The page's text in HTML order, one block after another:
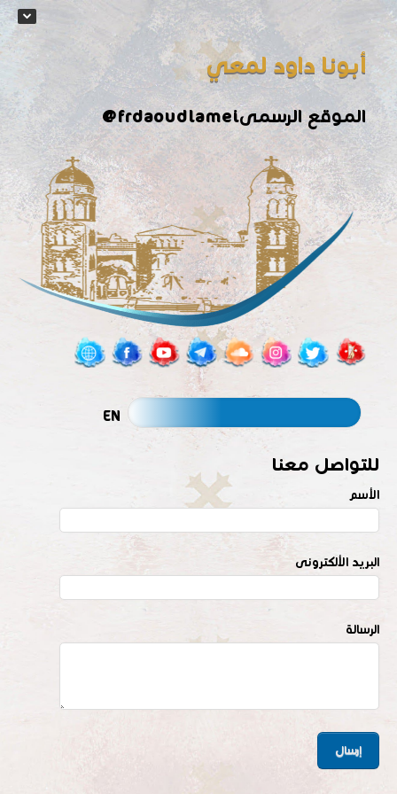
EN
أبونا داود لمعي
الموقع الرسمى@frdaoudlamei
للتواصل معنا
الأسم
البريد الألكترونى
الرسالة